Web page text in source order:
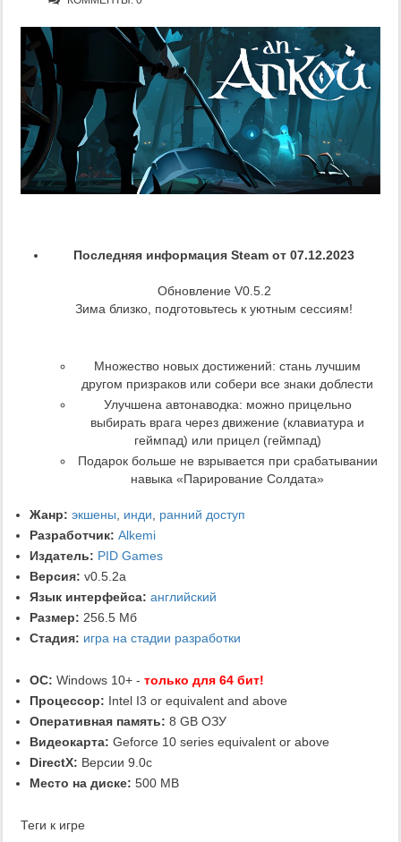
Последняя информация Steam от 07.12.2023
Обновление V0.5.2
Зима близко, подготовьтесь к уютным сессиям!
Множество новых достижений: стань лучшим
другом призраков или собери все знаки доблести
Улучшена автонаводка: можно прицельно
выбирать врага через движение (клавиатура и
геймпад) или прицел (геймпад)
Подарок больше не взрывается при срабатывании
навыка «Парирование Солдата»
Жанр: экшены, инди, ранний доступ
Разработчик: Alkemi
Издатель: PID Games
Версия: v0.5.2a
Язык интерфейса: английский
Размер: 256.5 Мб
Стадия: игра на стадии разработки
ОС: Windows 10+ - только для 64 бит!
Процессор: Intel I3 or equivalent and above
Оперативная память: 8 GB ОЗУ
Видеокарта: Geforce 10 series equivalent or above
DirectX: Версии 9.0c
Место на диске: 500 MB
Теги к игре